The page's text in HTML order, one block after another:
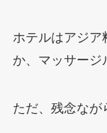
ホテルはアジア
か、マッサージ
ただ、残念なが